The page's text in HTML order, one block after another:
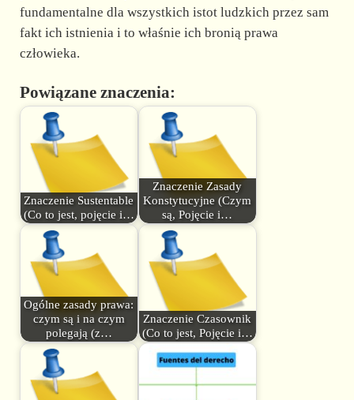
fundamentalne dla wszystkich istot ludzkich przez sam
fakt ich istnienia i to właśnie ich bronią prawa
człowieka.
Powiązane znaczenia:
Znaczenie Sustentable
(Co to jest, pojęcie i…
Znaczenie Zasady
Konstytucyjne (Czym
są, Pojęcie i…
Ogólne zasady prawa:
czym są i na czym
polegają (z…
Znaczenie Czasownik
(Co to jest, Pojęcie i…